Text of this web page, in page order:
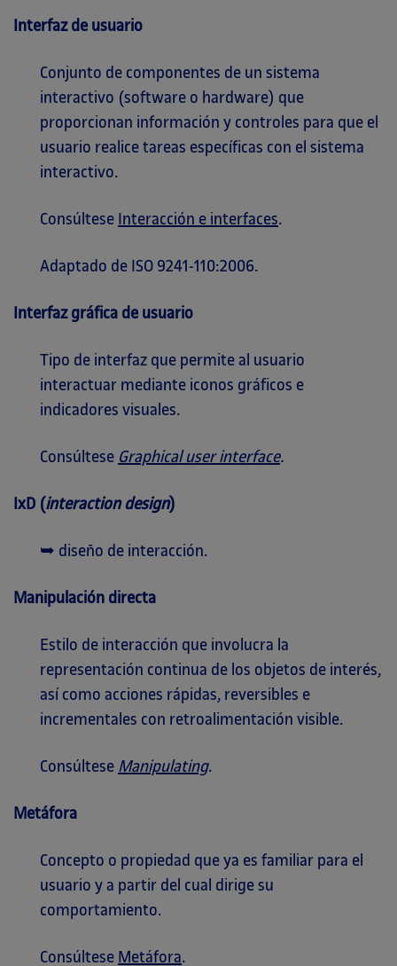
Interfaz de usuario
Conjunto de componentes de un sistema
interactivo (software o hardware) que
proporcionan información y controles para que el
usuario realice tareas específicas con el sistema
interactivo.
Consúltese Interacción e interfaces.
Adaptado de ISO 9241-110:2006.
Interfaz gráfica de usuario
Tipo de interfaz que permite al usuario
interactuar mediante iconos gráficos e
indicadores visuales.
Consúltese Graphical user interface.
IxD (interaction design)
➥ diseño de interacción.
Manipulación directa
Estilo de interacción que involucra la
representación continua de los objetos de interés,
así como acciones rápidas, reversibles e
incrementales con retroalimentación visible.
Consúltese Manipulating.
Metáfora
Concepto o propiedad que ya es familiar para el
usuario y a partir del cual dirige su
comportamiento.
Consúltese Metáfora.